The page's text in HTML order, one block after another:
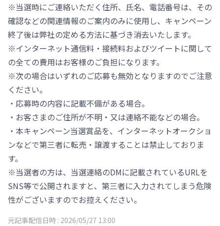
※当選時にご連絡いただく住所、氏名、電話番号は、その
確認などの関連情報のご案内のみに使用し、キャンペーン
終了後は弊社の定める方法に基づき消去いたします。
※インターネット通信料・接続料およびツイートに関して
の全ての費用はお客様のご負担になります。
※次の場合はいずれのご応募も無効となりますのでご注意
ください。
・応募時の内容に記載不備がある場合。
・お客さまのご住所が不明・又は連絡不能などの場合。
・本キャンペーン当選賞品を、インターネットオークショ
ンなどで第三者に転売・譲渡することは禁止しておりま
す。
※当選者の方は、当選連絡のDMに記載されているURLを
SNS等で公開されますと、第三者に入力されてしまう危険
性がございますのでお控えください。
元記事配信日時 : 2026/05/27 13:00